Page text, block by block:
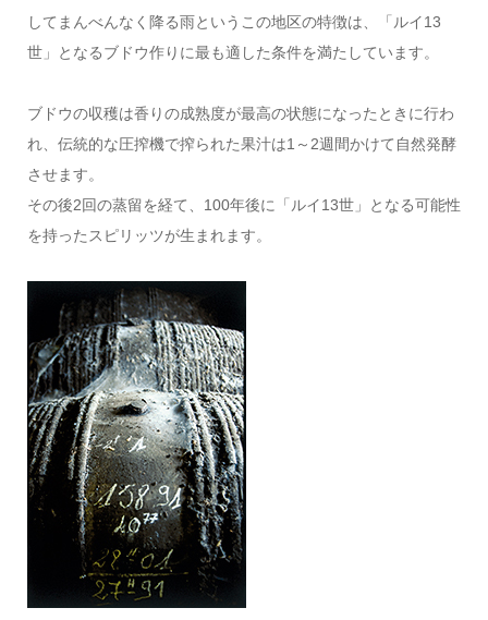
してまんべんなく降る雨というこの地区の特徴は、「ルイ13
世」となるブドウ作りに最も適した条件を満たしています。
ブドウの収穫は香りの成熟度が最高の状態になったときに行わ
れ、伝統的な圧搾機で搾られた果汁は1～2週間かけて自然発酵
させます。
その後2回の蒸留を経て、100年後に「ルイ13世」となる可能性
を持ったスピリッツが生まれます。